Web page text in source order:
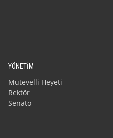
YÖNETİM
Mütevelli Heyeti
Rektör
Senato